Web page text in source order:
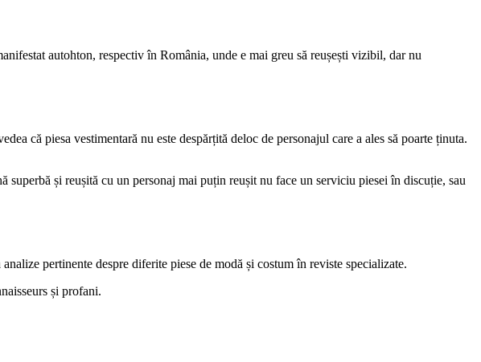
autohton, respectiv în România, unde e mai greu să reușești vizibil, dar nu
că piesa vestimentară nu este despărțită deloc de personajul care a ales să poarte ținuta.
și reușită cu un personaj mai puțin reușit nu face un serviciu piesei în discuție, sau
pertinente despre diferite piese de modă și costum în reviste specializate.
și profani.